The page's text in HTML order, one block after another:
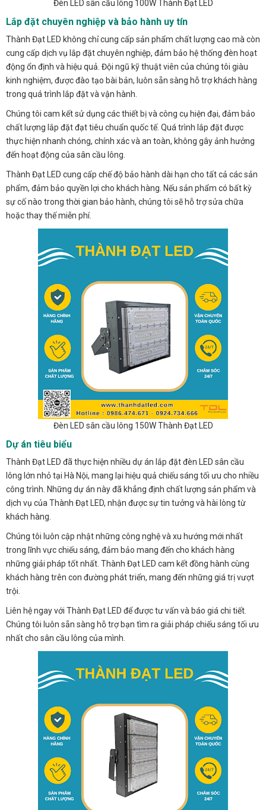
Đèn LED sân cầu lông 100W Thành Đạt LED
Lắp đặt chuyên nghiệp và bảo hành uy tín
Thành Đạt LED không chỉ cung cấp sản phẩm chất lượng cao mà còn
cung cấp dịch vụ lắp đặt chuyên nghiệp, đảm bảo hệ thống đèn hoạt
động ổn định và hiệu quả. Đội ngũ kỹ thuật viên của chúng tôi giàu
kinh nghiệm, được đào tạo bài bản, luôn sẵn sàng hỗ trợ khách hàng
trong quá trình lắp đặt và vận hành.
Chúng tôi cam kết sử dụng các thiết bị và công cụ hiện đại, đảm bảo
chất lượng lắp đặt đạt tiêu chuẩn quốc tế. Quá trình lắp đặt được
thực hiện nhanh chóng, chính xác và an toàn, không gây ảnh hưởng
đến hoạt động của sân cầu lông.
Thành Đạt LED cung cấp chế độ bảo hành dài hạn cho tất cả các sản
phẩm, đảm bảo quyền lợi cho khách hàng. Nếu sản phẩm có bất kỳ
sự cố nào trong thời gian bảo hành, chúng tôi sẽ hỗ trợ sửa chữa
hoặc thay thế miễn phí.
Đèn LED sân cầu lông 150W Thành Đạt LED
Dự án tiêu biểu
Thành Đạt LED đã thực hiện nhiều dự án lắp đặt đèn LED sân cầu
lông lớn nhỏ tại Hà Nội, mang lại hiệu quả chiếu sáng tối ưu cho nhiều
công trình. Những dự án này đã khẳng định chất lượng sản phẩm và
dịch vụ của Thành Đạt LED, nhận được sự tin tưởng và hài lòng từ
khách hàng.
Chúng tôi luôn cập nhật những công nghệ và xu hướng mới nhất
trong lĩnh vực chiếu sáng, đảm bảo mang đến cho khách hàng
những giải pháp tốt nhất. Thành Đạt LED cam kết đồng hành cùng
khách hàng trên con đường phát triển, mang đến những giá trị vượt
trội.
Liên hệ ngay với Thành Đạt LED để được tư vấn và báo giá chi tiết.
Chúng tôi luôn sẵn sàng hỗ trợ bạn tìm ra giải pháp chiếu sáng tối ưu
nhất cho sân cầu lông của mình.